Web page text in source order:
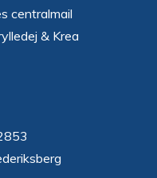
centralmail
& Krea